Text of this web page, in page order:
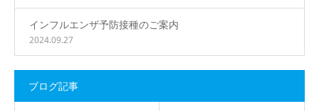
インフルエンザ予防接種のご案内
2024.09.27
ブログ記事